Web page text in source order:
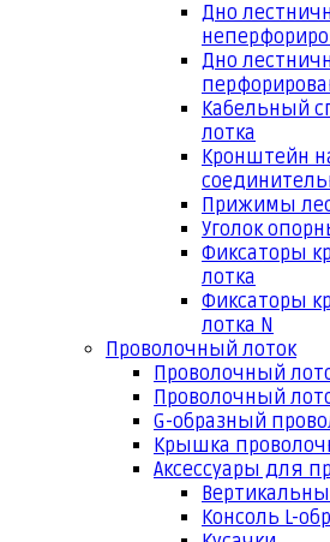
Дно
Дно
Кабельный
лотка
Кронштейн
Прижимы
Уголок
Фиксаторы
лотка
Фиксаторы
лотка N
Проволочный лоток
Проволочный
Проволочный
G-образный
Крышка
Аксессуары для
Консоль L-